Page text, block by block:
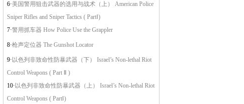
6·美国警用狙击武器的选用与战术（上） American Police
Sniper Rifles and Sniper Tactics ( PartⅠ)
7·警用抓车器 How Police Use the Grappler
8·枪声定位器 The Gunshot Locator
9· 以色列非致命性防暴武器（下） Israel’s Non-lethal Riot
Control Weapons ( Part Ⅱ )
10· 以色列非致命性防暴武器（上） Israel’s Non-lethal Riot
Control Weapons ( PartⅠ)